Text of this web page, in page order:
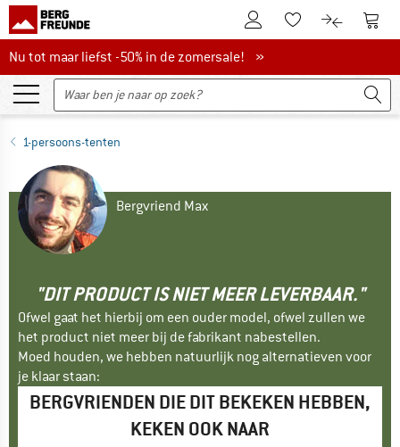
De klantenaccount
Naar deNaar de
Nu tot maar liefst -50% in de zomersale!
Nu tot maar liefst -50% in de zomersale! »
1-persoons-tenten
Bergvriend Max
"DIT PRODUCT IS NIET MEER LEVERBAAR."
Ofwel gaat het hierbij om een ouder model, ofwel zullen we
het product niet meer bij de fabrikant nabestellen.
Moed houden, we hebben natuurlijk nog alternatieven voor
je klaar staan:
BERGVRIENDEN DIE DIT BEKEKEN HEBBEN,
KEKEN OOK NAAR